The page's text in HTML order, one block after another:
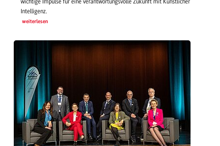
wichtige Impulse für eine verantwortungsvolle Zukunft mit Künstlicher
Intelligenz.
weiterlesen